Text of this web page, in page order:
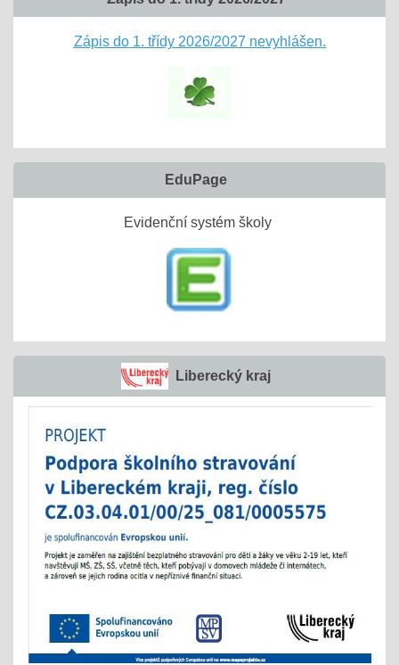
Zápis do 1. třídy 2026/2027 nevyhlášen.
EduPage
Evidenční systém školy
Liberecký kraj